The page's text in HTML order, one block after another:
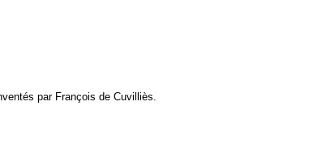
par François de Cuvilliès.